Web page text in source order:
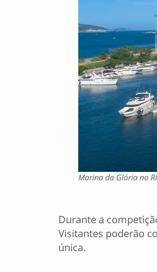
Marina da Glória no
Durante a
Visitantes poderão
única.